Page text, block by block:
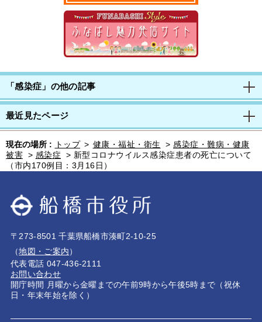
「感染症」の他の記事
最近見たページ
現在の場所 : トップ > 健康・福祉・衛生 > 感染症・難病・健康
被害 > 感染症 > 新型コロナウイルス感染症患者の死亡について
（市内170例目：3月16日）
〒273-8501 千葉県船橋市湊町2-10-25
（地図・ご案内）
代表電話 047-436-2111
お問い合わせ
開庁時間 月曜から金曜までの午前9時から午後5時まで（祝休
日・年末年始を除く）